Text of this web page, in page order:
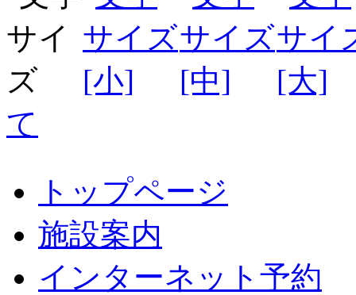
て
トップページ
施設案内
インターネット予約